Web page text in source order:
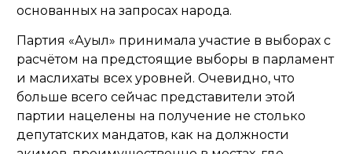
основанных на запросах народа.
Партия «Ауыл» принимала участие в выборах с
расчётом на предстоящие выборы в парламент
и маслихаты всех уровней. Очевидно, что
больше всего сейчас представители этой
партии нацелены на получение не столько
депутатских мандатов, как на должности